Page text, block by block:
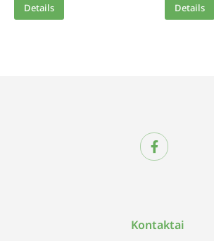
Details
Details
Kontaktai